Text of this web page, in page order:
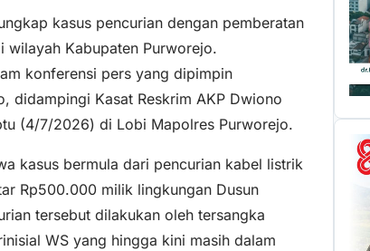
kasus pencurian dengan pemberatan
wilayah Kabupaten Purworejo.
konferensi pers yang dipimpin
didampingi Kasat Reskrim AKP Dwiono
(4/7/2026) di Lobi Mapolres Purworejo.
kasus bermula dari pencurian kabel listrik
Rp500.000 milik lingkungan Dusun
tersebut dilakukan oleh tersangka
WS yang hingga kini masih dalam